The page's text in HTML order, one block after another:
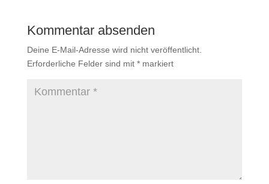
Kommentar absenden
Deine E-Mail-Adresse wird nicht veröffentlicht.
Erforderliche Felder sind mit *markiert